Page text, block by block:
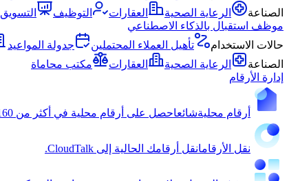
الصناعة
الرعاية الصحية العقارات التوظيف التسويق
موظف استقبال بالذكاء الاصطناعي
حالات الاستخدام
تأهيل العملاء المحتملين جدولة المواعيد
الصناعة
الرعاية الصحية العقارات
مكتب محاماة
إدارة الأرقام
أرقام محليةشائعاحصل على أرقام محلية في أكثر من 160 دولة.
نقل الأرقامانقل أرقامك الحالية إلى CloudTalk.